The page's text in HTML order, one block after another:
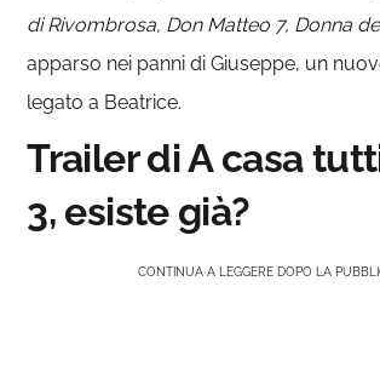
di Rivombrosa, Don Matteo 7, Donna
apparso nei panni di Giuseppe, un
legato a Beatrice.
Trailer di A casa
3, esiste già?
CONTINUA A LEGGERE DOPO LA